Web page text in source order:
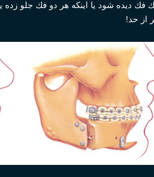
ديده شود يا اينكه هر دو فك جلو زده
از حد!